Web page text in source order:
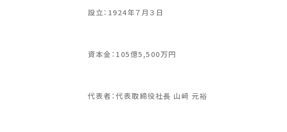
設立：1924年７月３日
資本金：105億5,500万円
代表者：代表取締役社長 山﨑 元裕